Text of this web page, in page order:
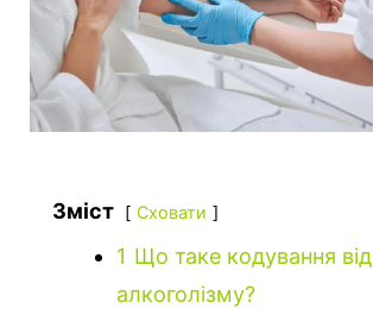
Зміст Сховати
1 Що таке кодування від
алкоголізму?